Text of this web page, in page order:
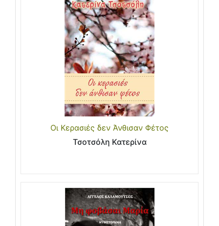
Οι Κερασιές δεν Άνθισαν Φέτος
Τσοτσόλη Κατερίνα